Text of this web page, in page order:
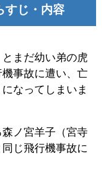
すじ・内容
まだ幼い弟の虎
事故に遭い、亡
なってしまいま
ノ宮羊子（宮寺
じ飛行機事故に